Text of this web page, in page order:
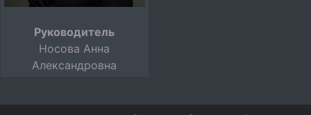
Руководитель
Носова Анна
Александровна